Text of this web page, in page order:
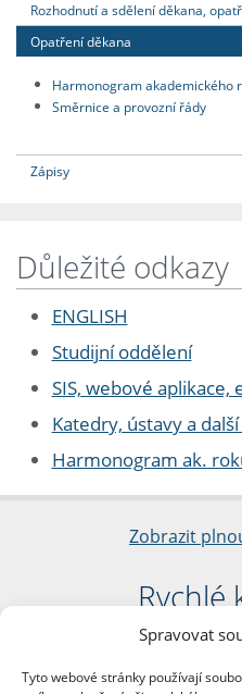
Spravovat
Tyto webové stránky používají
Rozhodnutí a sdělení děkana,
Opatření děkana
Harmonogram akademického
Směrnice a provozní řády
Zápisy
Důležité odkazy
ENGLISH
Studijní oddělení
SIS, webové aplikace,
Katedry, ústavy a
Harmonogram ak.
Zobrazit
Rychlé
nám. Jana